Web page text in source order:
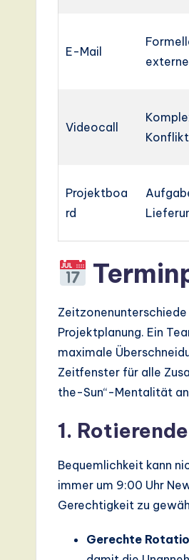
E-Mail
Videocall
Projektboa
rd
Projektplanung. Ein
maximale
Zeitfenster für alle
the-Sun“-Mentalität
1.
Bequemlichkeit kann
immer um 9:00 Uhr
Gerechtigkeit zu
Gerechte